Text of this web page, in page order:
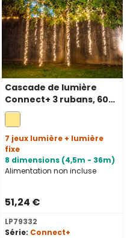
Cascade de lumière
Connect+ 3 rubans, 600
led blanc chaud, câble
vert, prolongeable
7 jeux lumière + lumière
fixe
8 dimensions (4,5m - 36m)
Alimentation non incluse
51,24 €
LP79332
Série: Connect+